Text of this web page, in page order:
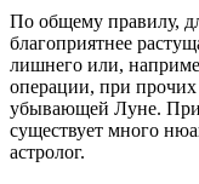
По общему правилу,
благоприятнее
лишнего или,
операции, при
убывающей Луне. При
существует много
астролог.